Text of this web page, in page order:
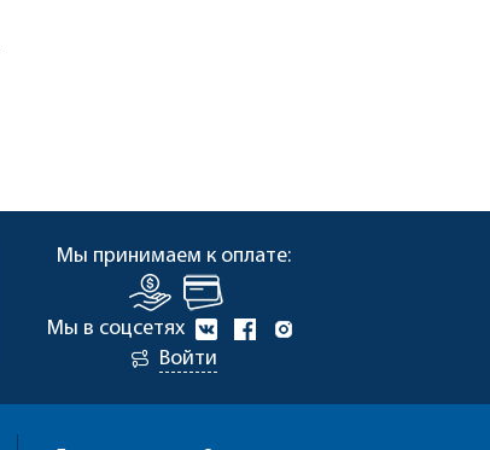
Мы принимаем к оплате:
Мы в соцсетях
Войти